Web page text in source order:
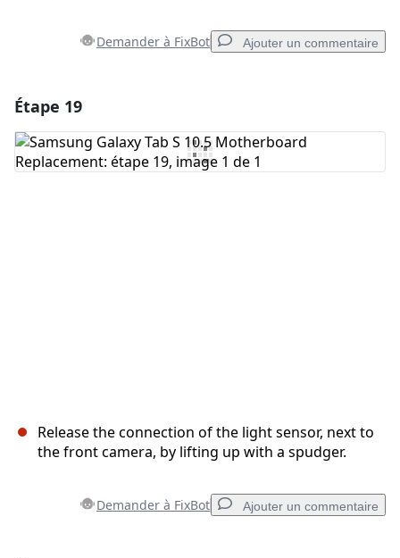
Demander à FixBot Ajouter un commentaire
Ajouter un commentaire
Étape 19
Release the connection of the light sensor, next to
the front camera, by lifting up with a spudger.
Demander à FixBot Ajouter un commentaire